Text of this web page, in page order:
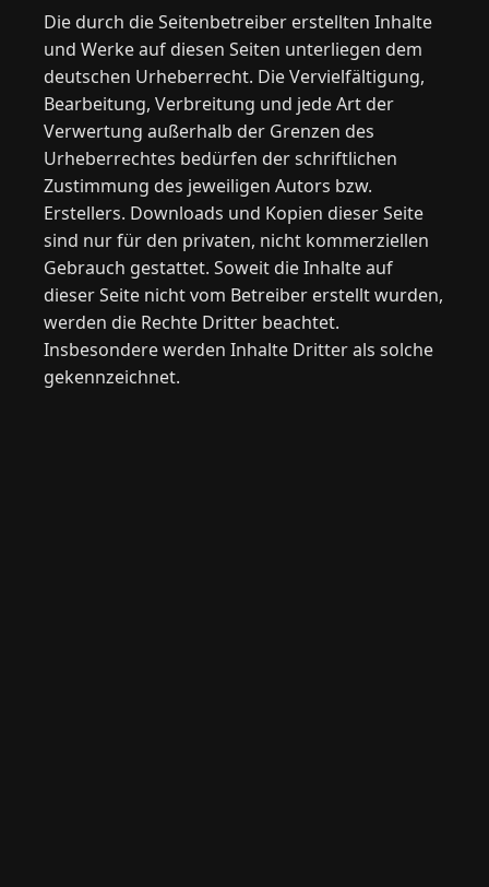
Die durch die Seitenbetreiber erstellten Inhalte
und Werke auf diesen Seiten unterliegen dem
deutschen Urheberrecht. Die Vervielfältigung,
Bearbeitung, Verbreitung und jede Art der
Verwertung außerhalb der Grenzen des
Urheberrechtes bedürfen der schriftlichen
Zustimmung des jeweiligen Autors bzw.
Erstellers. Downloads und Kopien dieser Seite
sind nur für den privaten, nicht kommerziellen
Gebrauch gestattet. Soweit die Inhalte auf
dieser Seite nicht vom Betreiber erstellt wurden,
werden die Rechte Dritter beachtet.
Insbesondere werden Inhalte Dritter als solche
gekennzeichnet.